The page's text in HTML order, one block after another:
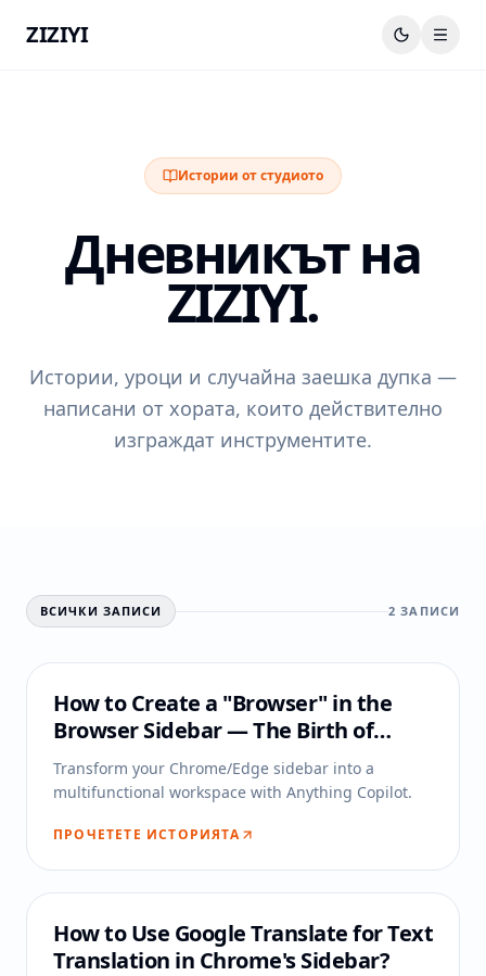
ZIZIYI
Истории от студиото
Дневникът на
ZIZIYI.
Истории, уроци и случайна заешка дупка —
написани от хората, които действително
изграждат инструментите.
ВСИЧКИ ЗАПИСИ 2 ЗАПИСИ
How to Create a "Browser" in the
Browser Sidebar — The Birth of
Anything Copilot
Transform your Chrome/Edge sidebar into a
multifunctional workspace with Anything Copilot.
ПРОЧЕТЕТЕ ИСТОРИЯТА
How to Use Google Translate for Text
Translation in Chrome's Sidebar?